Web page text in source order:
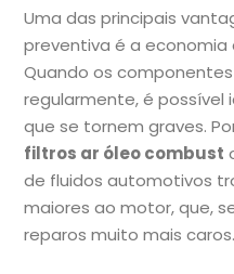
Uma das principais
preventiva é a economia
Quando os
regularmente, é
que se tornem graves.
filtros ar óleo combust
de fluidos automotivos
maiores ao motor, que,
reparos muito mais caros.